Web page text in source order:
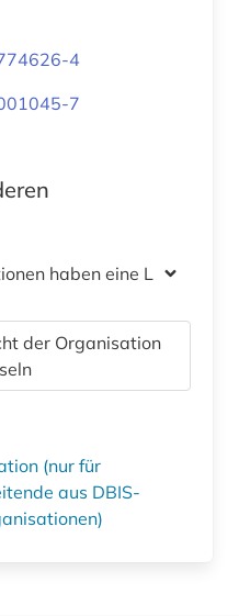
4
7
haben eine Lizenz
der Organisation
(nur für
aus DBIS-